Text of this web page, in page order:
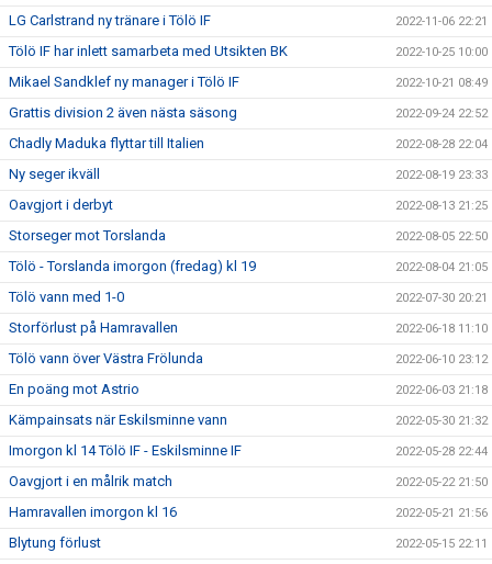
LG Carlstrand ny tränare i Tölö IF 2022-11-06 22:21
Tölö IF har inlett samarbeta med Utsikten BK 2022-10-25 10:00
Mikael Sandklef ny manager i Tölö IF 2022-10-21 08:49
Grattis division 2 även nästa säsong 2022-09-24 22:52
Chadly Maduka flyttar till Italien 2022-08-28 22:04
Ny seger ikväll 2022-08-19 23:33
Oavgjort i derbyt 2022-08-13 21:25
Storseger mot Torslanda 2022-08-05 22:50
Tölö - Torslanda imorgon (fredag) kl 19 2022-08-04 21:05
Tölö vann med 1-0 2022-07-30 20:21
Storförlust på Hamravallen 2022-06-18 11:10
Tölö vann över Västra Frölunda 2022-06-10 23:12
En poäng mot Astrio 2022-06-03 21:18
Kämpainsats när Eskilsminne vann 2022-05-30 21:32
Imorgon kl 14 Tölö IF - Eskilsminne IF 2022-05-28 22:44
Oavgjort i en målrik match 2022-05-22 21:50
Hamravallen imorgon kl 16 2022-05-21 21:56
Blytung förlust 2022-05-15 22:11